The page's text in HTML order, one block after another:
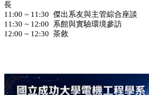
長
11:00 ~ 11:30 傑出系友與主管綜合座談
11:30 ~ 12:00 系館與實驗環境參訪
12:00 ~ 12:30 茶敘